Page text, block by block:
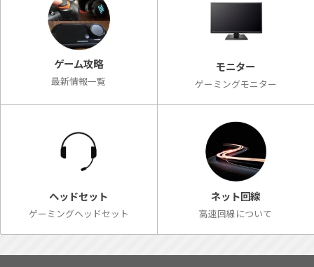
ゲーム攻略
最新情報一覧
モニター
ゲーミングモニター
ヘッドセット
ゲーミングヘッドセット
ネット回線
高速回線について